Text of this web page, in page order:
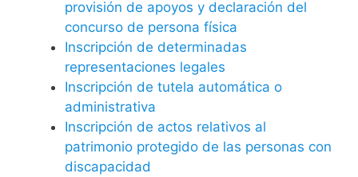
provisión de apoyos y declaración del
concurso de persona física
Inscripción de determinadas
representaciones legales
Inscripción de tutela automática o
administrativa
Inscripción de actos relativos al
patrimonio protegido de las personas con
discapacidad